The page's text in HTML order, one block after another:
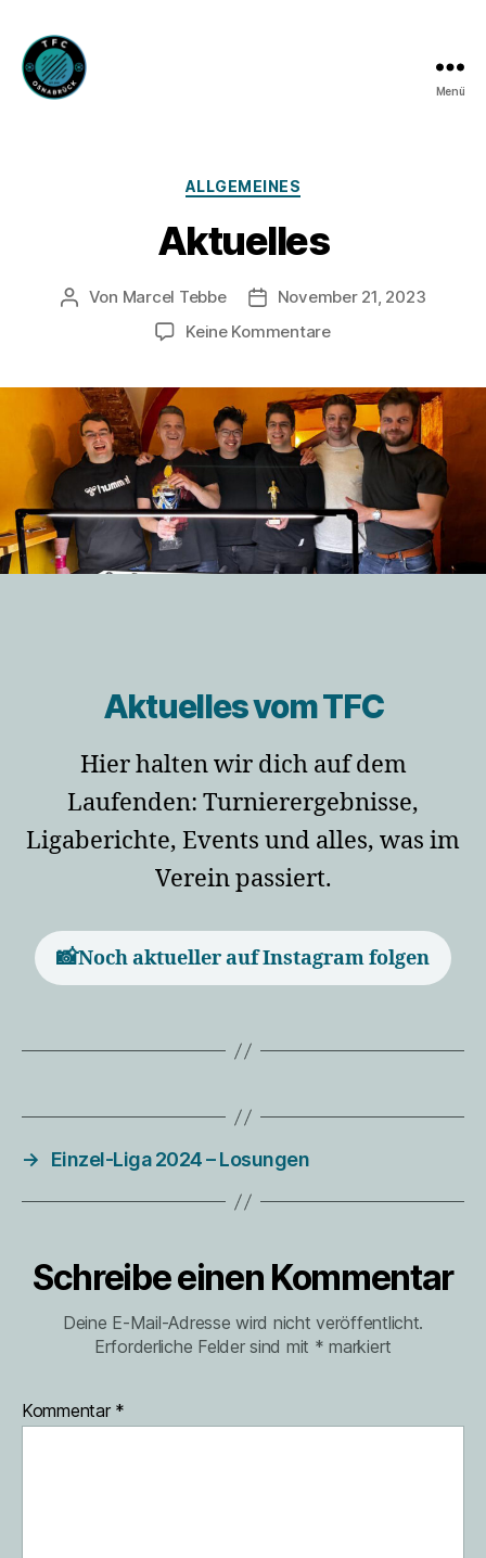
Menü
Kategorien
ALLGEMEINES
Aktuelles
Beitragsautor
Von Marcel Tebbe Veröffentlichungsdatum
November 21, 2023
Keine Kommentarezu
Aktuelles vom TFC
Hier halten wir dich auf dem
Laufenden: Turnierergebnisse,
Ligaberichte, Events und alles, was im
Verein passiert.
📸Noch aktueller auf Instagram folgen
→ Einzel-Liga 2024 – Losungen
Schreibe einen Kommentar
Deine E-Mail-Adresse wird nicht veröffentlicht.
Erforderliche Felder sind mit * markiert
Kommentar *